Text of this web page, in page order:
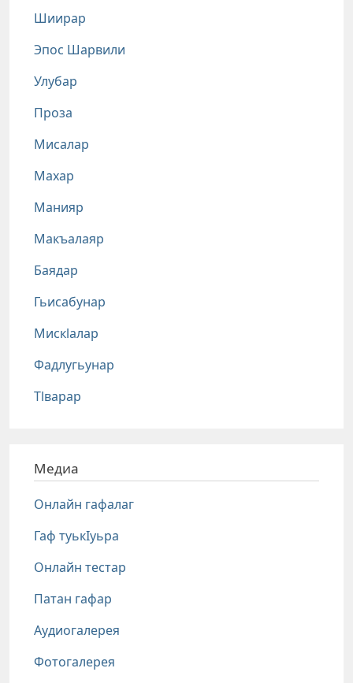
Шиирар
Эпос Шарвили
Улубар
Проза
Мисалар
Махар
Манияр
Макъалаяр
Баядар
Гьисабунар
Мискlалар
Фадлугьунар
Тlварар
Медиа
Онлайн гафалаг
Гаф туькIуьра
Онлайн тестар
Патан гафар
Аудиогалерея
Фотогалерея